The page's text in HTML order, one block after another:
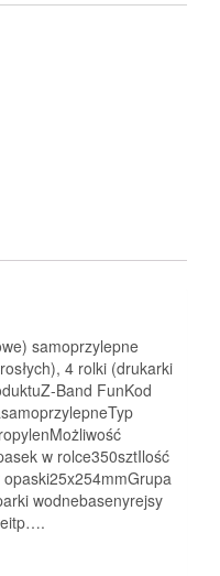
samoprzylepne
4 rolki (drukarki
Band FunKod
w rolce350sztIlość
wodnebasenyrejsy